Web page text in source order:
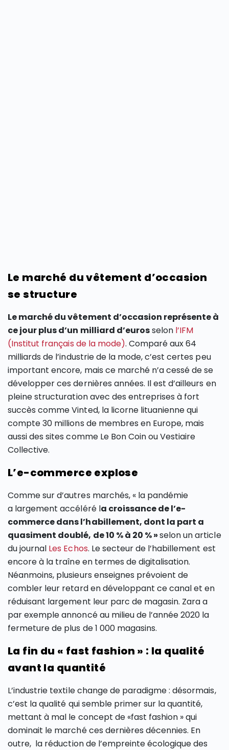
Le marché du vêtement d’occasion
se structure
Le marché du vêtement d’occasion représente à
ce jour plus d’un milliard d’eurosselon l’IFM
(Institut français de la mode). Comparé aux 64
milliards de l’industrie de la mode, c’est certes peu
important encore, mais ce marché n’a cessé de se
développer ces dernières années. Il est d’ailleurs en
pleine structuration avec des entreprises à fort
succès comme Vinted, la licorne lituanienne qui
compte 30 millions de membres en Europe, mais
aussi des sites comme Le Bon Coin ou Vestiaire
Collective.
L’e-commerce explose
Comme sur d’autres marchés, « la pandémie
a largement accéléré la croissance de l’e-
commerce dans l’habillement, dont la part a
quasiment doublé, de 10 % à 20 % »selon un article
du journal Les Echos. Le secteur de l’habillement est
encore à la traîne en termes de digitalisation.
Néanmoins, plusieurs enseignes prévoient de
combler leur retard en développant ce canal et en
réduisant largement leur parc de magasin. Zara a
par exemple annoncé au milieu de l’année 2020 la
fermeture de plus de 1 000 magasins.
La fin du « fast fashion » : la qualité
avant la quantité
L’industrie textile change de paradigme : désormais,
c’est la qualité qui semble primer sur la quantité,
mettant à mal le concept de «fast fashion » qui
dominait le marché ces dernières décennies. En
outre, la réduction de l’empreinte écologique des